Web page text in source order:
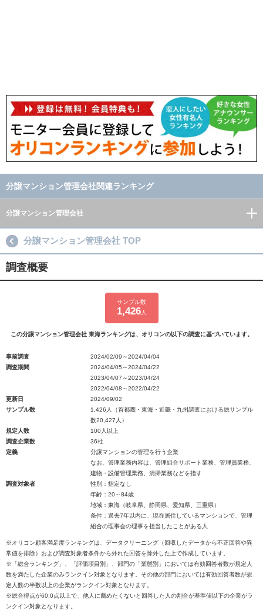
分譲マンション管理会社関連ランキング
分譲マンション管理会社
分譲マンション管理会社 TOP
調査概要
サンプル数
1,426人
この分譲マンション管理会社 東海ランキングは、オリコンの以下の調査に基づいています。
事前調査
2024/02/09～2024/04/04
調査期間
2024/04/05～2024/04/22
2023/04/07～2023/04/24
2022/04/08～2022/04/22
更新日
2024/09/02
サンプル数
1,426人（首都圏・東海・近畿・九州調査における総サンプル
数20,427人）
規定人数
100人以上
調査企業数
36社
定義
分譲マンションの管理を行う企業
なお、管理業務内容は、管理組合サポート業務、管理員業務、
建物・設備管理業務、清掃業務などを指す
調査対象者
性別：指定なし
年齢：20～84歳
地域：東海（岐阜県、静岡県、愛知県、三重県）
条件：過去7年以内に、現在居住しているマンションで、管理
組合の理事会の理事を担当したことがある人
※オリコン顧客満足度ランキングは、データクリーニング（回収したデータから不正回答や異
常値を排除）および調査対象者条件から外れた回答を除外した上で作成しています。
※「総合ランキング」、「評価項目別」、部門の「業態別」においては有効回答者数が規定人
数を満たした企業のみランクイン対象となります。その他の部門においては有効回答者数が規
定人数の半数以上の企業がランクイン対象となります。
※総合得点が60.0点以上で、他人に薦めたくないと回答した人の割合が基準値以下の企業がラ
ンクイン対象となります。